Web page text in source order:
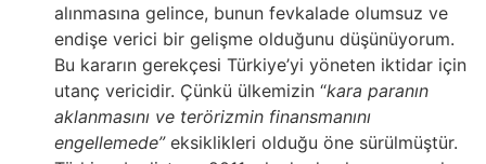
alınmasına gelince, bunun fevkalade olumsuz ve
endişe verici bir gelişme olduğunu düşünüyorum.
Bu kararın gerekçesi Türkiye’yi yöneten iktidar için
utanç vericidir. Çünkü ülkemizin “kara paranın
aklanmasını ve terörizmin finansmanını
engellemede”eksiklikleri olduğu öne sürülmüştür.